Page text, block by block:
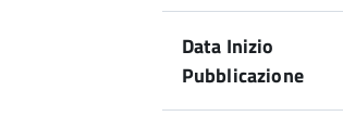
Data Inizio
Pubblicazione